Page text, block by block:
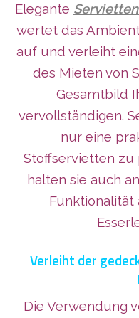
Elegante
wertet das
auf und verleiht
des Mieten von
Gesamtbild
vervollständigen.
nur eine
Stoffservietten zu
halten sie auch
Funktionalität
Verleiht der
Die Verwendung